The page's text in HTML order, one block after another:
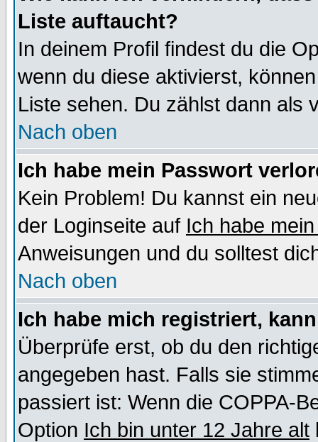
Liste auftaucht?
In deinem Profil findest du die
wenn du diese aktivierst,
Liste sehen. Du zählst dann als
Nach oben
Ich habe mein Passwort
Kein Problem! Du kannst ein
der Loginseite auf Ich habe
Anweisungen und du solltest
Nach oben
Ich habe mich registriert,
Überprüfe erst, ob du den
angegeben hast. Falls sie
passiert ist: Wenn die COPPA-
Option Ich bin unter 12 Jahre alt